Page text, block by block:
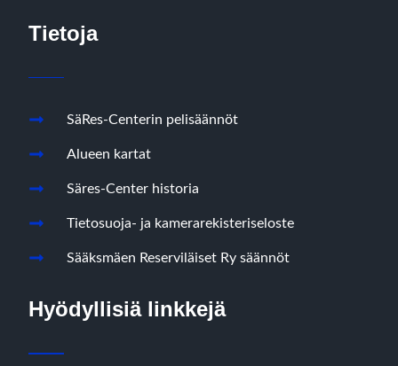
Tietoja
SäRes-Centerin pelisäännöt
Alueen kartat
Säres-Center historia
Tietosuoja- ja kamerarekisteriseloste
Sääksmäen Reserviläiset Ry säännöt
Hyödyllisiä linkkejä